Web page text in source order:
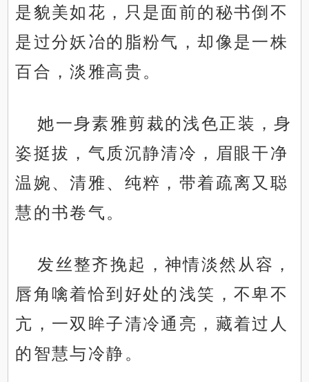
是貌美如花，只是面前的秘书倒不
是过分妖冶的脂粉气，却像是一株
百合，淡雅高贵。
她一身素雅剪裁的浅色正装，身
姿挺拔，气质沉静清冷，眉眼干净
温婉、清雅、纯粹，带着疏离又聪
慧的书卷气。
发丝整齐挽起，神情淡然从容，
唇角噙着恰到好处的浅笑，不卑不
亢，一双眸子清冷通亮，藏着过人
的智慧与冷静。